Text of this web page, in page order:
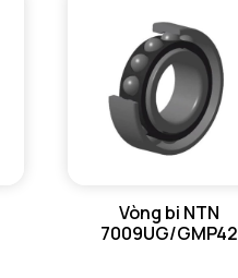
Vòng bi NTN
7009UG/GMP42